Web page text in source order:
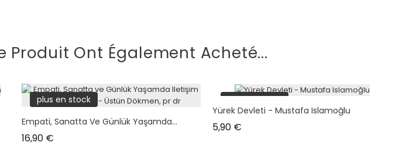
Produit Ont Également Acheté...
plus en stock
Empati, Sanatta Ve Günlük Yaşamda...
16,90 €
plus en stock
Yürek Devleti - Mustafa Islamoğlu
5,90 €